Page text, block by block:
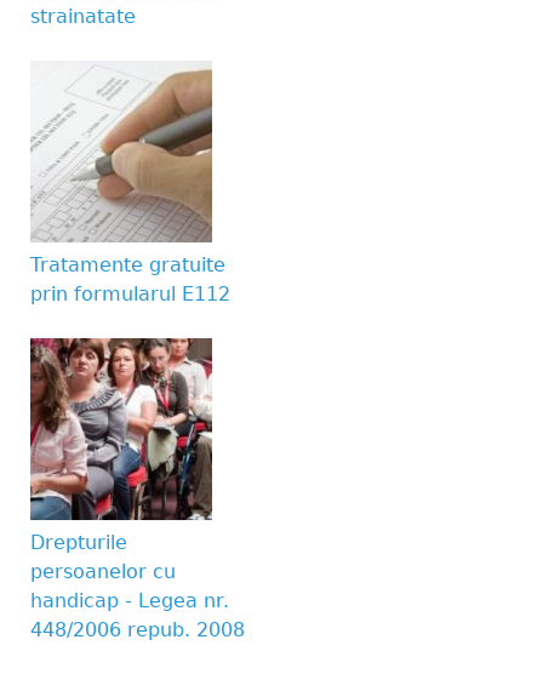
strainatate
Tratamente gratuite
prin formularul E112
Drepturile
persoanelor cu
handicap - Legea nr.
448/2006 repub. 2008